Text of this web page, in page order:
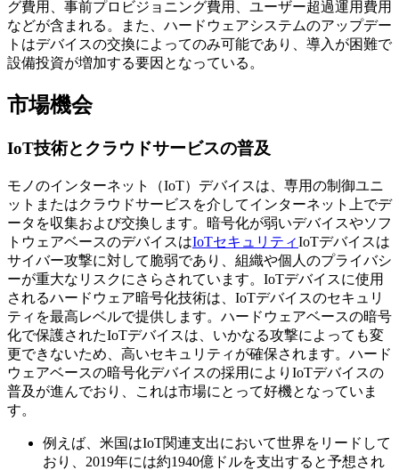
グ費用、事前プロビジョニング費用、ユーザー超過運用費用
などが含まれる。また、ハードウェアシステムのアップデー
トはデバイスの交換によってのみ可能であり、導入が困難で
設備投資が増加する要因となっている。
市場機会
IoT技術とクラウドサービスの普及
モノのインターネット（IoT）デバイスは、専用の制御ユニ
ットまたはクラウドサービスを介してインターネット上でデ
ータを収集および交換します。暗号化が弱いデバイスやソフ
トウェアベースのデバイスはIoTセキュリティIoTデバイスは
サイバー攻撃に対して脆弱であり、組織や個人のプライバシ
ーが重大なリスクにさらされています。IoTデバイスに使用
されるハードウェア暗号化技術は、IoTデバイスのセキュリ
ティを最高レベルで提供します。ハードウェアベースの暗号
化で保護されたIoTデバイスは、いかなる攻撃によっても変
更できないため、高いセキュリティが確保されます。ハード
ウェアベースの暗号化デバイスの採用によりIoTデバイスの
普及が進んでおり、これは市場にとって好機となっていま
す。
例えば、米国はIoT関連支出において世界をリードして
おり、2019年には約1940億ドルを支出すると予想され